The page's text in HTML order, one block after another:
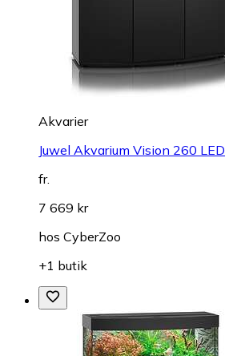
Akvarier
Juwel Akvarium Vision 260 LED
fr.
7 669 kr
hos CyberZoo
+1 butik